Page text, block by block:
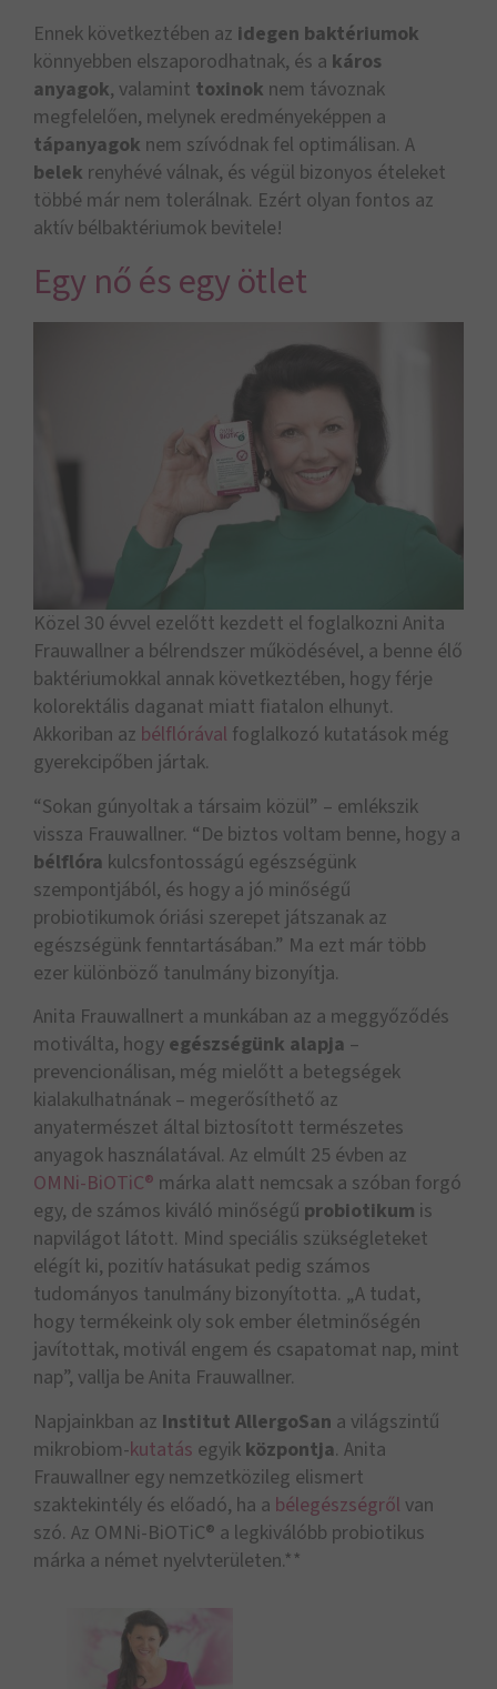
Ennek következtében az idegen baktériumok
könnyebben elszaporodhatnak, és a káros
anyagok, valamint toxinok nem távoznak
megfelelően, melynek eredményeképpen a
tápanyagok nem szívódnak fel optimálisan. A
belek renyhévé válnak, és végül bizonyos ételeket
többé már nem tolerálnak. Ezért olyan fontos az
aktív bélbaktériumok bevitele!
Egy nő és egy ötlet
Közel 30 évvel ezelőtt kezdett el foglalkozni Anita
Frauwallner a bélrendszer működésével, a benne élő
baktériumokkal annak következtében, hogy férje
kolorektális daganat miatt fiatalon elhunyt.
Akkoriban az bélflórával foglalkozó kutatások még
gyerekcipőben jártak.
“Sokan gúnyoltak a társaim közül” – emlékszik
vissza Frauwallner. “De biztos voltam benne, hogy a
bélflóra kulcsfontosságú egészségünk
szempontjából, és hogy a jó minőségű
probiotikumok óriási szerepet játszanak az
egészségünk fenntartásában.” Ma ezt már több
ezer különböző tanulmány bizonyítja.
Anita Frauwallnert a munkában az a meggyőződés
motiválta, hogy egészségünk alapja –
prevencionálisan, még mielőtt a betegségek
kialakulhatnának – megerősíthető az
anyatermészet által biztosított természetes
anyagok használatával. Az elmúlt 25 évben az
OMNi-BiOTiC® márka alatt nemcsak a szóban forgó
egy, de számos kiváló minőségű probiotikum is
napvilágot látott. Mind speciális szükségleteket
elégít ki, pozitív hatásukat pedig számos
tudományos tanulmány bizonyította. „A tudat,
hogy termékeink oly sok ember életminőségén
javítottak, motivál engem és csapatomat nap, mint
nap”, vallja be Anita Frauwallner.
Napjainkban az Institut AllergoSan a világszintű
mikrobiom-kutatás egyik központja. Anita
Frauwallner egy nemzetközileg elismert
szaktekintély és előadó, ha a bélegészségről van
szó. Az OMNi-BiOTiC® a legkiválóbb probiotikus
márka a német nyelvterületen.**